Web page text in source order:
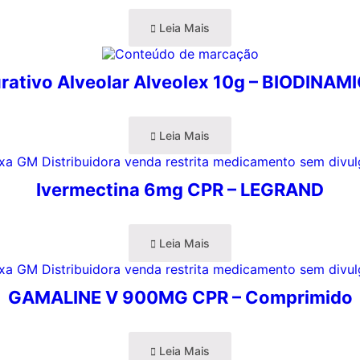
Leia Mais
Alveolar Alveolex 10g –
Leia Mais
Ivermectina 6mg CPR – LEGRAND
Leia Mais
GAMALINE V 900MG CPR – Comprimido
Leia Mais